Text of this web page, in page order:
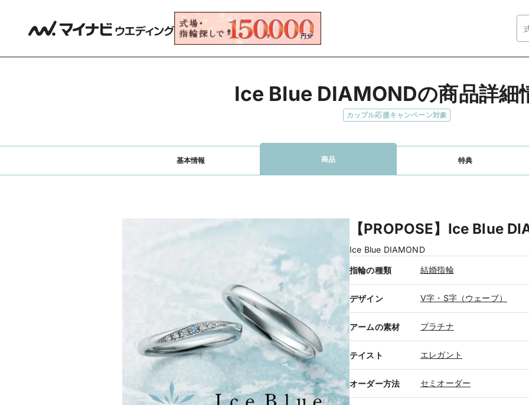
Ice Blue DIAMONDの商品詳細
カップル応援キャンペーン対象
基本情報 商品 特典
【PROPOSE】Ice Blue
Ice Blue DIAMOND
指輪の種類 結婚指輪
デザイン V字・S字（ウェーブ）
アームの素材 プラチナ
テイスト エレガント
オーダー方法 セミオーダー